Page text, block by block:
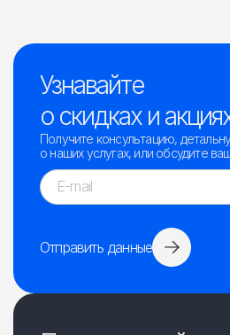
Узнавайте
о скидках и
Получите консультацию,
о наших услугах, или обсудите
Отправить данные